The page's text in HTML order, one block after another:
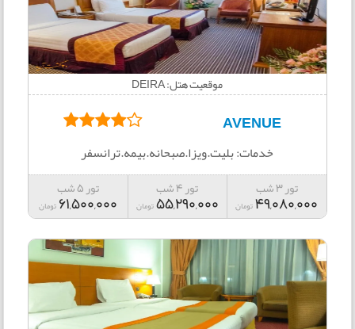
موقعیت هتل: DEIRA
AVENUE
خدمات: بلیت.ویزا.صبحانه.بیمه.ترانسفر
تور 3 شب
49,080,000تومان
تور 4 شب
55,290,000تومان
تور 5 شب
61,500,000 تومان